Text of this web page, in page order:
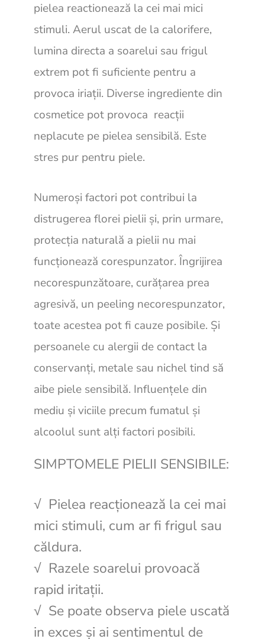
pielea reactionează la cei mai mici
stimuli. Aerul uscat de la calorifere,
lumina directa a soarelui sau frigul
extrem pot fi suficiente pentru a
provoca iriații. Diverse ingrediente din
cosmetice pot provoca reacții
neplacute pe pielea sensibilă. Este
stres pur pentru piele.
Numeroși factori pot contribui la
distrugerea florei pielii și, prin urmare,
protecția naturală a pielii nu mai
funcționează corespunzator. Îngrijirea
necorespunzătoare, curățarea prea
agresivă, un peeling necorespunzator,
toate acestea pot fi cauze posibile. Și
persoanele cu alergii de contact la
conservanți, metale sau nichel tind să
aibe piele sensibilă. Influențele din
mediu și viciile precum fumatul și
alcoolul sunt alți factori posibili.
SIMPTOMELE PIELII SENSIBILE:
√ Pielea reacționează la cei mai
mici stimuli, cum ar fi frigul sau
căldura.
√ Razele soarelui provoacă
rapid iritații.
√ Se poate observa piele uscată
in exces și ai sentimentul de